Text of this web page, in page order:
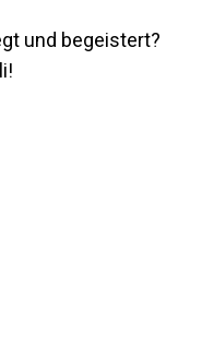
und begeistert?